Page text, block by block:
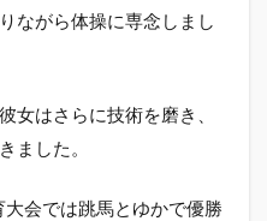
ながら体操に専念しまし
女はさらに技術を磨き、
ました。
会では跳馬とゆかで優勝